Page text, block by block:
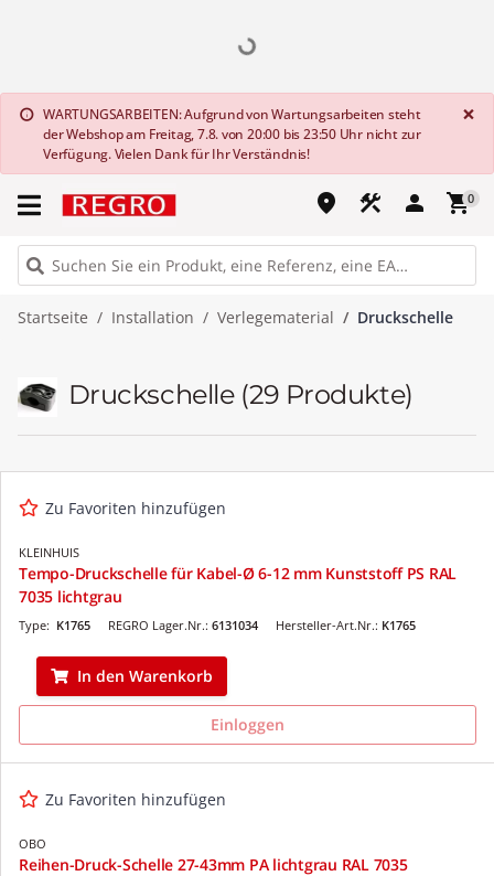
info WARTUNGSARBEITEN: Aufgrund von Wartungsarbeiten steht
der Webshop am Freitag, 7.8. von 20:00 bis 23:50 Uhr nicht zur
Verfügung. Vielen Dank für Ihr Verständnis!
×
place construction person shopping_cart0
Startseite Installation Verlegematerial Druckschelle
Druckschelle (29 Produkte)
Zu Favoriten hinzufügen
KLEINHUIS
Tempo-Druckschelle für Kabel-Ø 6-12 mm Kunststoff PS RAL
7035 lichtgrau
REGRO Lager.Nr.: 6131034
Type: K1765 Hersteller-Art.Nr.: K1765
In den Warenkorb
Einloggen
Zu Favoriten hinzufügen
OBO
Reihen-Druck-Schelle 27-43mm PA lichtgrau RAL 7035